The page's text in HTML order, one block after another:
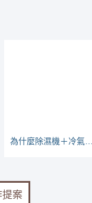
提案